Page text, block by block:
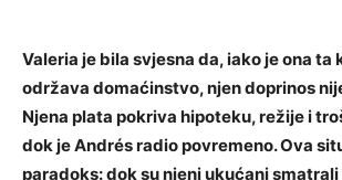
Valeria je bila svjesna da, iako je ona ta
održava domaćinstvo, njen doprinos
Njena plata pokriva hipoteku, režije i
dok je Andrés radio povremeno.Ova
paradoks: dok su njeni ukućani